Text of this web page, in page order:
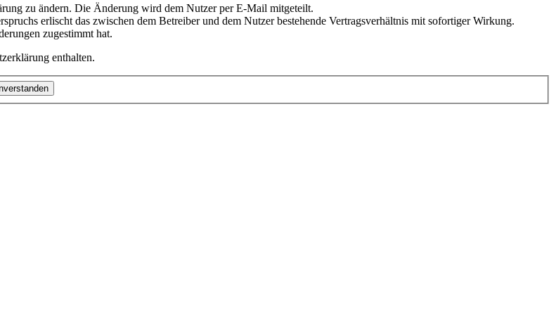
zu ändern. Die Änderung wird dem Nutzer per E-Mail mitgeteilt.
erlischt das zwischen dem Betreiber und dem Nutzer bestehende Vertragsverhältnis mit sofortiger Wirkung.
zugestimmt hat.
enthalten.